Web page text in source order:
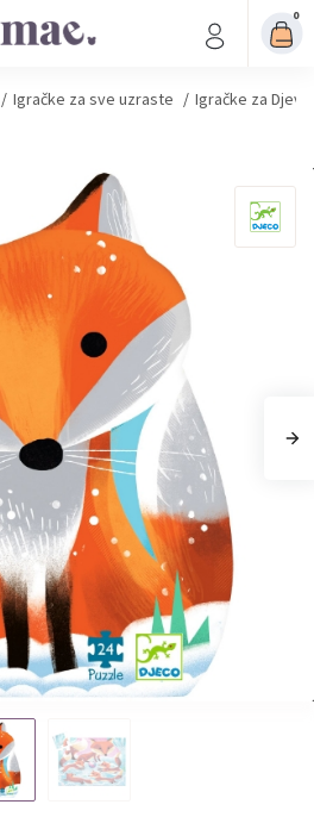
0
/ Igračke za sve uzraste / Igračke za